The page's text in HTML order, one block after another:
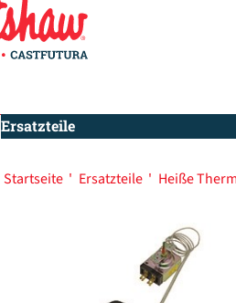
Ersatzteile
Startseite ' Ersatzteile ' Heiße